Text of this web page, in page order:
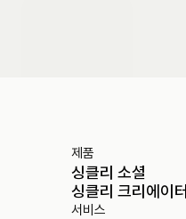
제품
싱클리 크리에이터
싱클리 소셜
서비스